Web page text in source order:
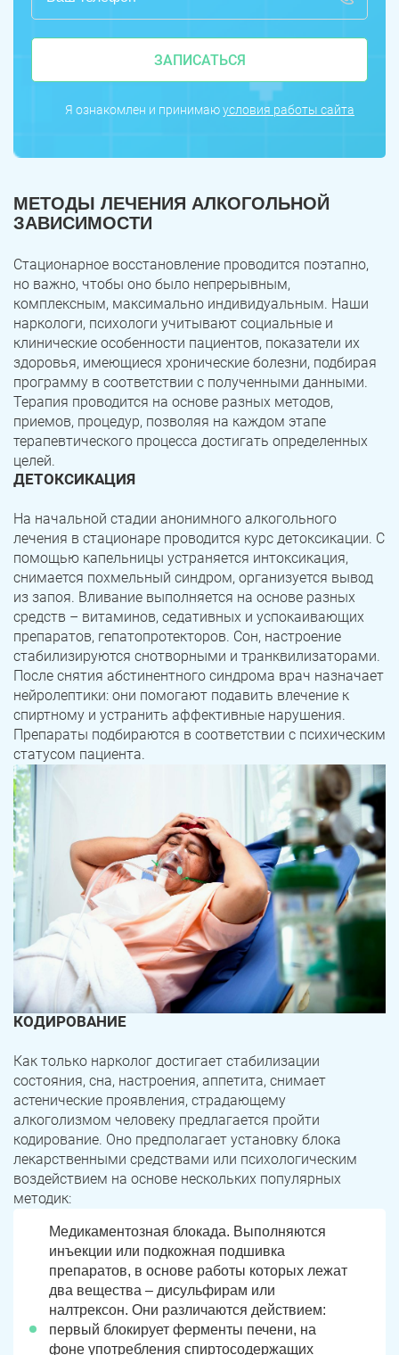
ЗАПИСАТЬСЯ
Я ознакомлен и принимаюусловия работы сайта
МЕТОДЫ ЛЕЧЕНИЯ АЛКОГОЛЬНОЙ
ЗАВИСИМОСТИ
Стационарное восстановление проводится поэтапно,
но важно, чтобы оно было непрерывным,
комплексным, максимально индивидуальным. Наши
наркологи, психологи учитывают социальные и
клинические особенности пациентов, показатели их
здоровья, имеющиеся хронические болезни, подбирая
программу в соответствии с полученными данными.
Терапия проводится на основе разных методов,
приемов, процедур, позволяя на каждом этапе
терапевтического процесса достигать определенных
целей.
ДЕТОКСИКАЦИЯ
На начальной стадии анонимного алкогольного
лечения в стационаре проводится курс детоксикации. С
помощью капельницы устраняется интоксикация,
снимается похмельный синдром, организуется вывод
из запоя. Вливание выполняется на основе разных
средств – витаминов, седативных и успокаивающих
препаратов, гепатопротекторов. Сон, настроение
стабилизируются снотворными и транквилизаторами.
После снятия абстинентного синдрома врач назначает
нейролептики: они помогают подавить влечение к
спиртному и устранить аффективные нарушения.
Препараты подбираются в соответствии с психическим
статусом пациента.
КОДИРОВАНИЕ
Как только нарколог достигает стабилизации
состояния, сна, настроения, аппетита, снимает
астенические проявления, страдающему
алкоголизмом человеку предлагается пройти
кодирование. Оно предполагает установку блока
лекарственными средствами или психологическим
воздействием на основе нескольких популярных
методик:
Медикаментозная блокада. Выполняются
инъекции или подкожная подшивка
препаратов, в основе работы которых лежат
два вещества – дисульфирам или
налтрексон. Они различаются действием:
первый блокирует ферменты печени, на
фоне употребления спиртосодержащих